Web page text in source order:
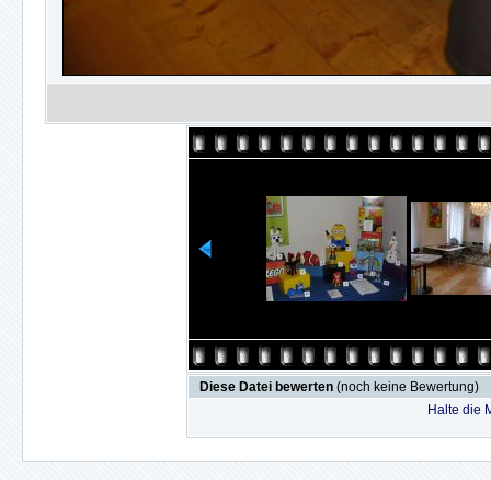
Diese Datei bewerten (noch keine Bewertung)
Halte die